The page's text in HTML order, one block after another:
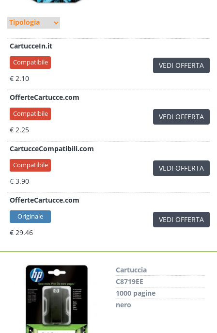
CartucceIn.it
Compatibile
€ 2.10
VEDI OFFERTA
OfferteCartucce.com
Compatibile
€ 2.25
VEDI OFFERTA
CartucceCompatibili.com
Compatibile
€ 3.90
VEDI OFFERTA
OfferteCartucce.com
Originale
€ 29.46
VEDI OFFERTA
Cartuccia
C8719EE
1000 pagine
nero